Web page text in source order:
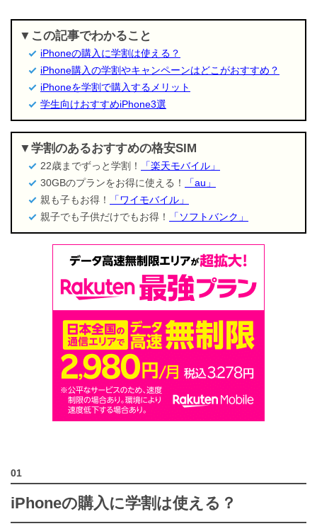
この記事でわかること
iPhoneの購入に学割は使える？
iPhone購入の学割やキャンペーンはどこがおすすめ？
iPhoneを学割で購入するメリット
学生向けおすすめiPhone3選
学割のあるおすすめの格安SIM
22歳までずっと学割！
「楽天モバイル」
30GBのプランをお得に使える！
「au」
親も子もお得！
「ワイモバイル」
親子でも子供だけでもお得！
「ソフトバンク」
iPhoneの購入に学割は使える？